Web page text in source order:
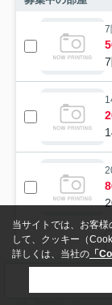
7
当サイトでは、お客
して、クッキー（
詳しくは、当社の 「